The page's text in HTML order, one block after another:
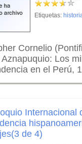
Etiquetas:
Cornelio
Aznapuquio: Los
en el Perú,
Internacional
de 4)